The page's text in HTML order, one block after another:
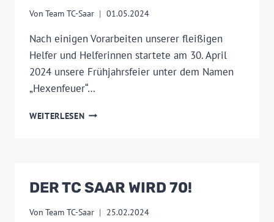
Von Team TC-Saar 01.05.2024
Nach einigen Vorarbeiten unserer fleißigen
Helfer und Helferinnen startete am 30. April
2024 unsere Frühjahrsfeier unter dem Namen
„Hexenfeuer“…
WEITERLESENHEXENFEUER
DER TC SAAR WIRD 70!
Von Team TC-Saar 25.02.2024